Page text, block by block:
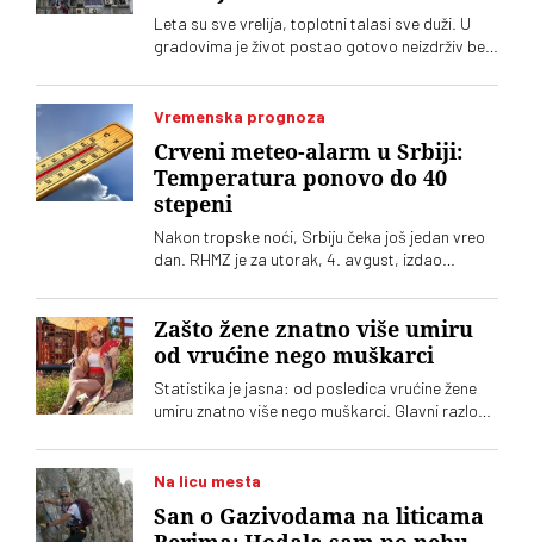
Leta su sve vrelija, toplotni talasi sve duži. U
gradovima je život postao gotovo neizdrživ bez
uređaja ogromna. Kako se opredeliti za pravi?
Na šta treba obratiti pažnju?
Vremenska prognoza
Crveni meteo-alarm u Srbiji:
Temperatura ponovo do 40
stepeni
Nakon tropske noći, Srbiju čeka još jedan vreo
dan. RHMZ je za utorak, 4. avgust, izdao
toplotnog talasa nam tek predstoji
Zašto žene znatno više umiru
od vrućine nego muškarci
Statistika je jasna: od posledica vrućine žene
umiru znatno više nego muškarci. Glavni razlog,
Na licu mesta
San o Gazivodama na liticama